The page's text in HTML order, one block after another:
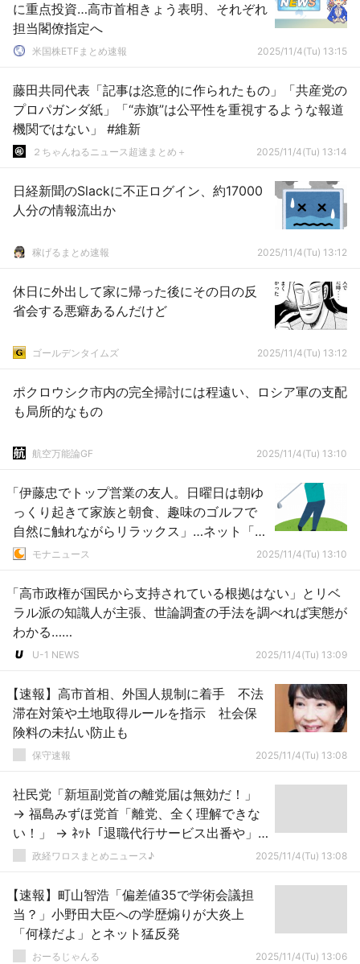
に重点投資…高市首相きょう表明、それぞれ
担当閣僚指定へ
米国株ETFまとめ速報 2025/11/4(Tu) 13:15
藤田共同代表「記事は恣意的に作られたもの」「共産党の
プロパガンダ紙」「“赤旗”は公平性を重視するような報道
機関ではない」 #維新
２ちゃんねるニュース超速まとめ＋ 2025/11/4(Tu) 13:14
日経新聞のSlackに不正ログイン、約17000
人分の情報流出か
稼げるまとめ速報 2025/11/4(Tu) 13:12
休日に外出して家に帰った後にその日の反
省会する悪癖あるんだけど
ゴールデンタイムズ 2025/11/4(Tu) 13:12
ポクロウシク市内の完全掃討には程遠い、ロシア軍の支配
も局所的なもの
航空万能論GF 2025/11/4(Tu) 13:10
「伊藤忠でトップ営業の友人。日曜日は朝ゆ
っくり起きて家族と朝食、趣味のゴルフで
自然に触れながらリラックス」…ネット「ゴ
ルフやったことないだろ。何時起きだと思
モナニュース 2025/11/4(Tu) 13:10
「高市政権が国民から支持されている根拠はない」とリベ
ラル派の知識人が主張、世論調査の手法を調べれば実態が
わかる……
U-1 NEWS 2025/11/4(Tu) 13:09
【速報】高市首相、外国人規制に着手 不法
滞在対策や土地取得ルールを指示 社会保
険料の未払い防止も
保守速報 2025/11/4(Tu) 13:08
社民党「新垣副党首の離党届は無効だ！」
→ 福島みずほ党首「離党、全く理解できな
い！」 → ﾈｯﾄ「退職代行サービス出番や」
「モームリ」「ブラック企業やん」「タコ
政経ワロスまとめニュース♪ 2025/11/4(Tu) 13:08
【速報】町山智浩「偏差値35で学術会議担
当？」小野田大臣への学歴煽りが大炎上
「何様だよ」とネット猛反発
おーるじゃんる 2025/11/4(Tu) 13:06